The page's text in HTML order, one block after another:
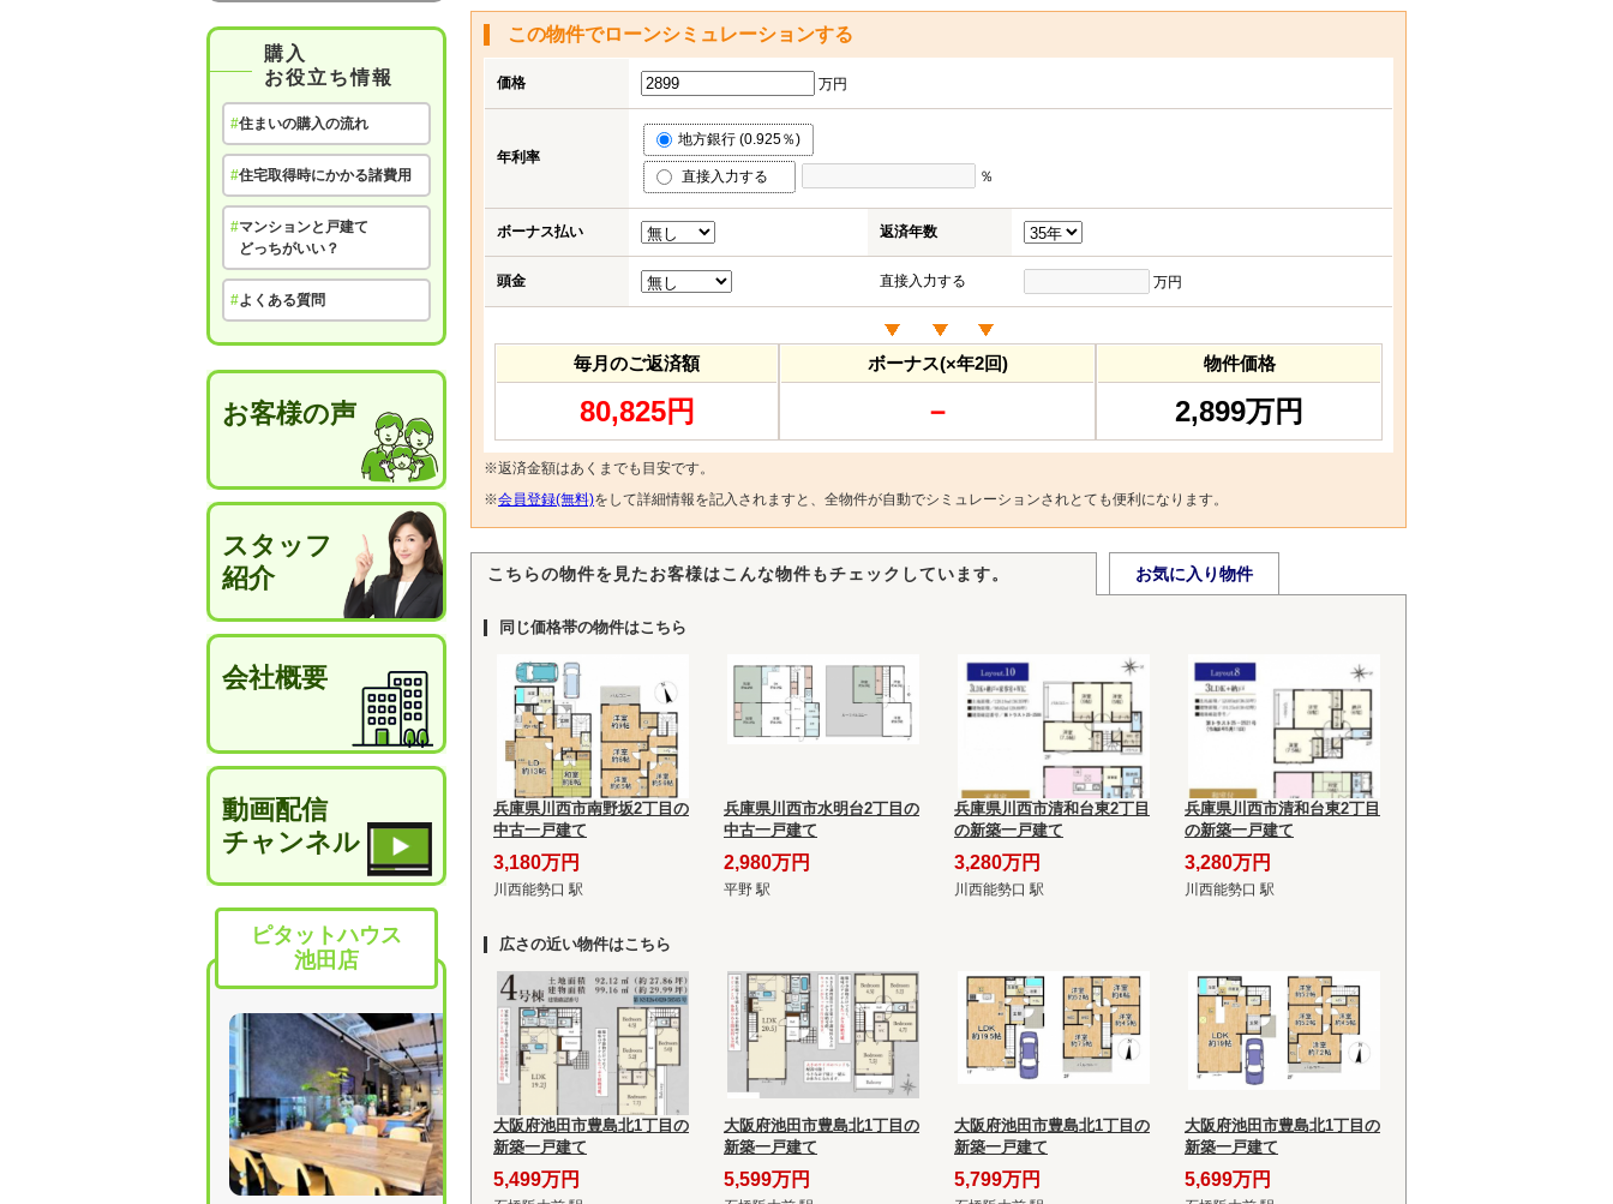
この物件でローンシミュレーションする
価格 万円
年利率
地方銀行 (0.925％)
直接入力する ％
ボーナス払い 返済年数
頭金 直接入力する 万円
毎月のご返済額
80,825円
ボーナス(×年2回)
－
物件価格
2,899万円
※返済金額はあくまでも目安です。
※会員登録(無料)をして詳細情報を記入されますと、全物件が自動でシミュレーションされとても便利になります。
こちらの物件を見たお客様はこんな物件もチェックしています。 お気に入り物件
同じ価格帯の物件はこちら
兵庫県川西市南野坂2丁目の
中古一戸建て
3,180万円
川西能勢口 駅
兵庫県川西市水明台2丁目の
中古一戸建て
2,980万円
平野 駅
兵庫県川西市清和台東2丁目
の新築一戸建て
3,280万円
川西能勢口 駅
兵庫県川西市清和台東2丁目
の新築一戸建て
3,280万円
川西能勢口 駅
広さの近い物件はこちら
大阪府池田市豊島北1丁目の
新築一戸建て
5,499万円
大阪府池田市豊島北1丁目の
新築一戸建て
5,599万円
大阪府池田市豊島北1丁目の
新築一戸建て
5,799万円
大阪府池田市豊島北1丁目の
新築一戸建て
5,699万円
購入
お役立ち情報
#住まいの購入の流れ
#住宅取得時にかかる諸費用
#マンションと戸建て
どっちがいい？
#よくある質問
お客様の声
スタッフ
紹介
会社概要
動画配信
チャンネル
ピタットハウス
池田店